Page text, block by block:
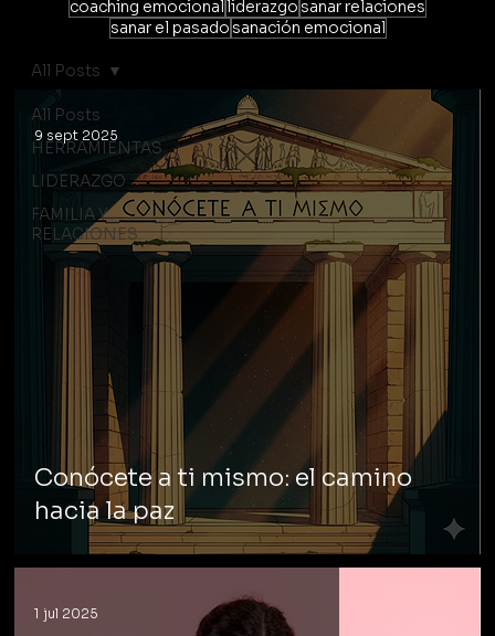
coaching emocionalliderazgo sanar relaciones
sanar el pasado sanación emocional
All Posts
HERRAMIENTAS
LIDERAZGO
FAMILIA Y
RELACIONES
All Posts
Conócete a ti mismo: el camino
hacia la paz
9 sept 2025
1 jul 2025